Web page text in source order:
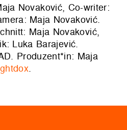
Novaković, Co-writer:
Maja Novaković.
Maja Novaković,
Luka Barajević.
Produzent*in: Maja
.